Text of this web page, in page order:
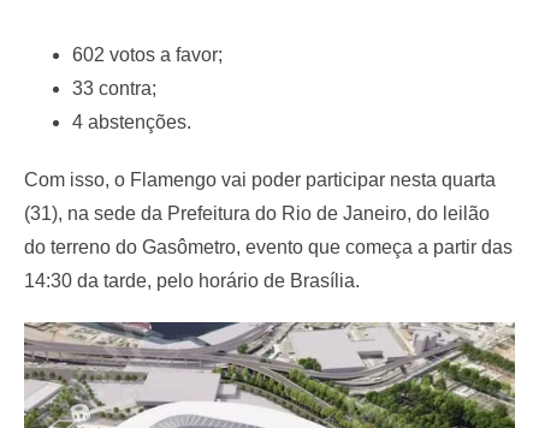
602 votos a favor;
33 contra;
4 abstenções.
Com isso, o Flamengo vai poder participar nesta quarta
(31), na sede da Prefeitura do Rio de Janeiro, do leilão
do terreno do Gasômetro, evento que começa a partir das
14:30 da tarde, pelo horário de Brasília.